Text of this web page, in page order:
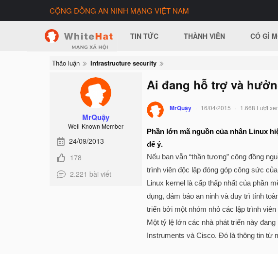
CỘNG ĐỒNG AN NINH MẠNG VIỆT NAM
TIN TỨC THÀNH VIÊN CÓ GÌ
Thảo luận Infrastructure security
MrQuậy
Well-Known Member
24/09/2013
178
2.221 bài viết
Ai đang hỗ trợ và
MrQuậy 16/04/2015 1.668 Lượt
Phần lớn mã nguồn của nhân Linux
để ý.
Nếu bạn vẫn “thần tượng” cộng đồng
trình viên độc lập đóng góp công sức
Linux kernel là cấp thấp nhất của phần
dụng, đảm bảo an ninh và duy trì tính
triển bởi một nhóm nhỏ các lập trình
Một tỷ lệ lớn các nhà phát triển này
Instruments và Cisco. Đó là thông tin từ